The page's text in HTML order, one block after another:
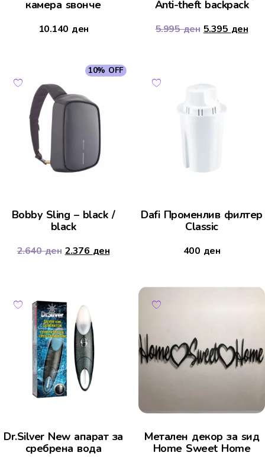
камера ѕвонче
10.140 ден
Anti-theft backpack
5.995ден 5.395 ден
10% OFF
Bobby Sling – black /
black
2.640ден 2.376 ден
Dafi Променлив филтер
Classic
400 ден
Dr.Silver New апарат за
сребрена вода
Mетален декор за ѕид
Home Sweet Home